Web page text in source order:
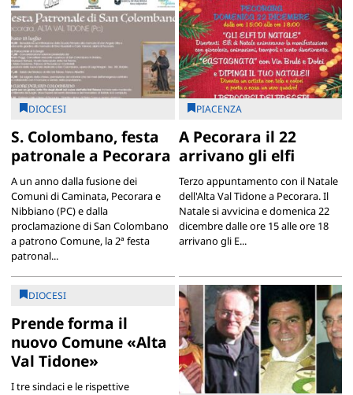
DIOCESI
S. Colombano, festa
patronale a Pecorara
A un anno dalla fusione dei
Comuni di Caminata, Pecorara e
Nibbiano (PC) e dalla
proclamazione di San Colombano
a patrono Comune, la 2ª festa
patronal...
PIACENZA
A Pecorara il 22
arrivano gli elfi
Terzo appuntamento con il Natale
dell'Alta Val Tidone a Pecorara. Il
Natale si avvicina e domenica 22
dicembre dalle ore 15 alle ore 18
arrivano gli E...
DIOCESI
Prende forma il
nuovo Comune «Alta
Val Tidone»
I tre sindaci e le rispettive